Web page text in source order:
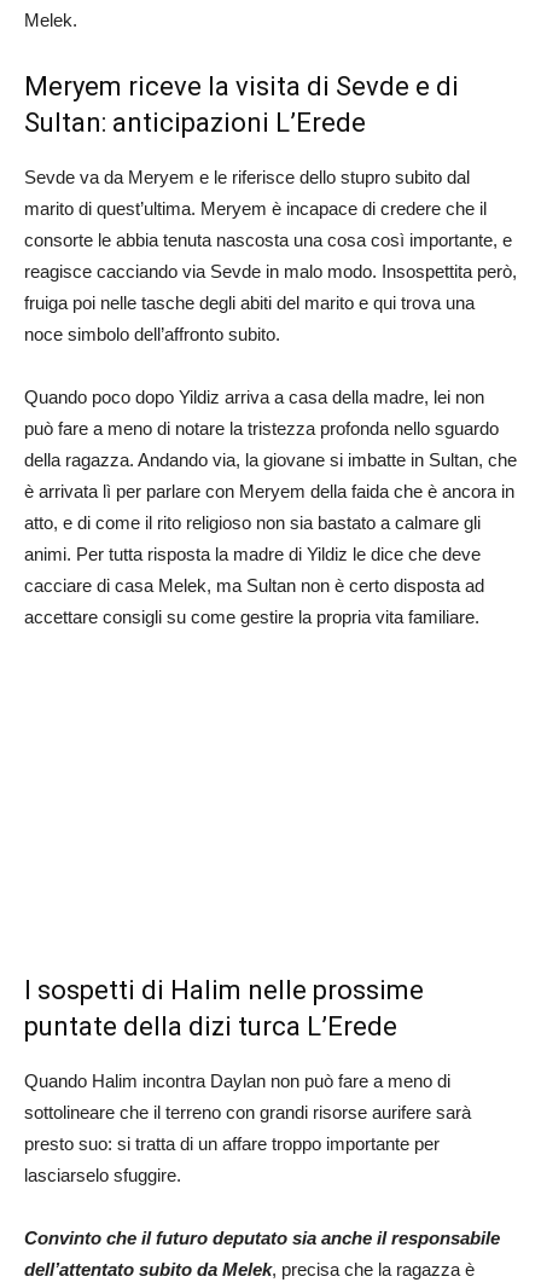
Melek.
Meryem riceve la visita di Sevde e di
Sultan: anticipazioni L’Erede
Sevde va da Meryem e le riferisce dello stupro subito dal
marito di quest’ultima. Meryem è incapace di credere che il
consorte le abbia tenuta nascosta una cosa così importante, e
reagisce cacciando via Sevde in malo modo. Insospettita però,
fruiga poi nelle tasche degli abiti del marito e qui trova una
noce simbolo dell’affronto subito.
Quando poco dopo Yildiz arriva a casa della madre, lei non
può fare a meno di notare la tristezza profonda nello sguardo
della ragazza. Andando via, la giovane si imbatte in Sultan, che
è arrivata lì per parlare con Meryem della faida che è ancora in
atto, e di come il rito religioso non sia bastato a calmare gli
animi. Per tutta risposta la madre di Yildiz le dice che deve
cacciare di casa Melek, ma Sultan non è certo disposta ad
accettare consigli su come gestire la propria vita familiare.
I sospetti di Halim nelle prossime
puntate della dizi turca L’Erede
Quando Halim incontra Daylan non può fare a meno di
sottolineare che il terreno con grandi risorse aurifere sarà
presto suo: si tratta di un affare troppo importante per
lasciarselo sfuggire.
Convinto che il futuro deputato sia anche il responsabile
dell’attentato subito da Melek, precisa che la ragazza è